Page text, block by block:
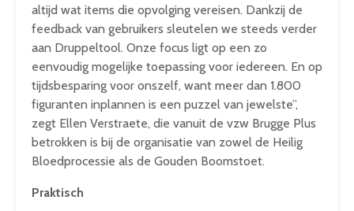
altijd wat items die opvolging vereisen. Dankzij de
feedback van gebruikers sleutelen we steeds verder
aan Druppeltool. Onze focus ligt op een zo
eenvoudig mogelijke toepassing voor iedereen. En op
tijdsbesparing voor onszelf, want meer dan 1.800
figuranten inplannen is een puzzel van jewelste”,
zegt Ellen Verstraete, die vanuit de vzw Brugge Plus
betrokken is bij de organisatie van zowel de Heilig
Bloedprocessie als de Gouden Boomstoet.
Praktisch